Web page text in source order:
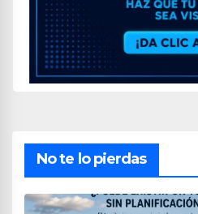
No te lo pierdas